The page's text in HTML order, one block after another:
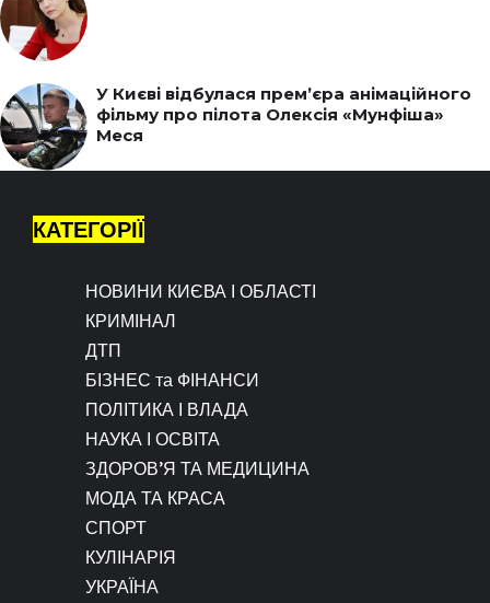
У Києві відбулася прем’єра анімаційного
фільму про пілота Олексія «Мунфіша»
Меся
КАТЕГОРІЇ
НОВИНИ КИЄВА І ОБЛАСТІ
КРИМІНАЛ
ДТП
БІЗНЕС та ФІНАНСИ
ПОЛІТИКА І ВЛАДА
НАУКА І ОСВІТА
ЗДОРОВ’Я ТА МЕДИЦИНА
МОДА ТА КРАСА
СПОРТ
КУЛІНАРІЯ
УКРАЇНА